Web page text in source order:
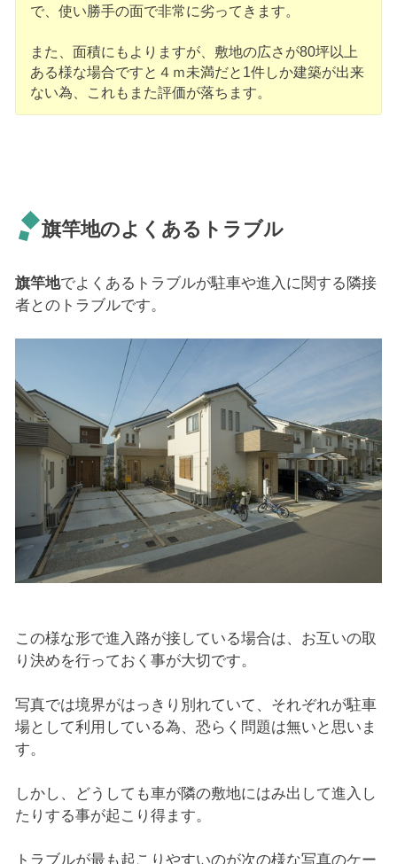
で、使い勝手の面で非常に劣ってきます。
また、面積にもよりますが、敷地の広さが80坪以上
ある様な場合ですと４ｍ未満だと1件しか建築が出来
ない為、これもまた評価が落ちます。
旗竿地のよくあるトラブル
旗竿地でよくあるトラブルが駐車や進入に関する隣接
者とのトラブルです。
この様な形で進入路が接している場合は、お互いの取
り決めを行っておく事が大切です。
写真では境界がはっきり別れていて、それぞれが駐車
場として利用している為、恐らく問題は無いと思いま
す。
しかし、どうしても車が隣の敷地にはみ出して進入し
たりする事が起こり得ます。
トラブルが最も起こりやすいのが次の様な写真のケー